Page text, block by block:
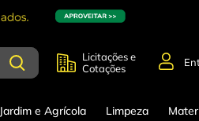
Licitações e
Cotações
Jardim e Agrícola Limpeza